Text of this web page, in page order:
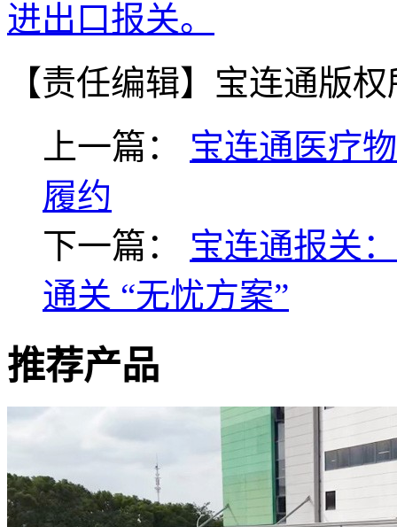
进出口报关。
【责任编辑】 宝连通版
上一篇：
宝连通医疗
履约
下一篇：
宝连通报关
通关 “无忧方案”
推荐产品